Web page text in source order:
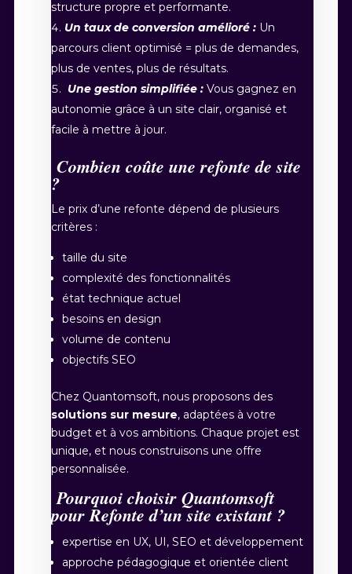
structure propre et performante.
Un taux de conversion amélioré : Un
parcours client optimisé = plus de demandes,
plus de ventes, plus de résultats.
Une gestion simplifiée : Vous gagnez en
autonomie grâce à un site clair, organisé et
facile à mettre à jour.
Combien coûte une refonte de site
?
Le prix d’une refonte dépend de plusieurs
critères :
taille du site
complexité des fonctionnalités
état technique actuel
besoins en design
volume de contenu
objectifs SEO
Chez Quantomsoft, nous proposons des
solutions sur mesure, adaptées à votre
budget et à vos ambitions. Chaque projet est
unique, et nous construisons une offre
personnalisée.
Pourquoi choisir Quantomsoft
pour Refonte d’un site existant ?
expertise en UX, UI, SEO et développement
approche pédagogique et orientée client